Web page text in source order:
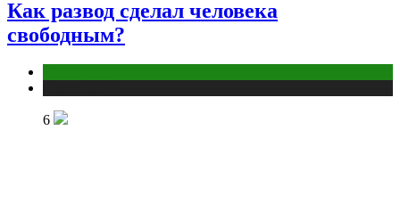
Как развод сделал человека
свободным?
6